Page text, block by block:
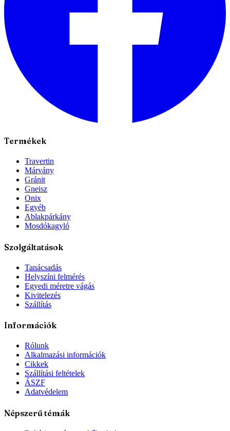
Termékek
Travertin
Márvány
Gránit
Gneisz
Onix
Egyéb
Ablakpárkány
Mosdókagyló
Szolgáltatások
Tanácsadás
Helyszíni felmérés
Egyedi méretre vágás
Kivitelezés
Szállítás
Információk
Rólunk
Alkalmazási információk
Cikkek
Szállítási feltételek
ÁSZF
Adatvédelem
Népszerű témák